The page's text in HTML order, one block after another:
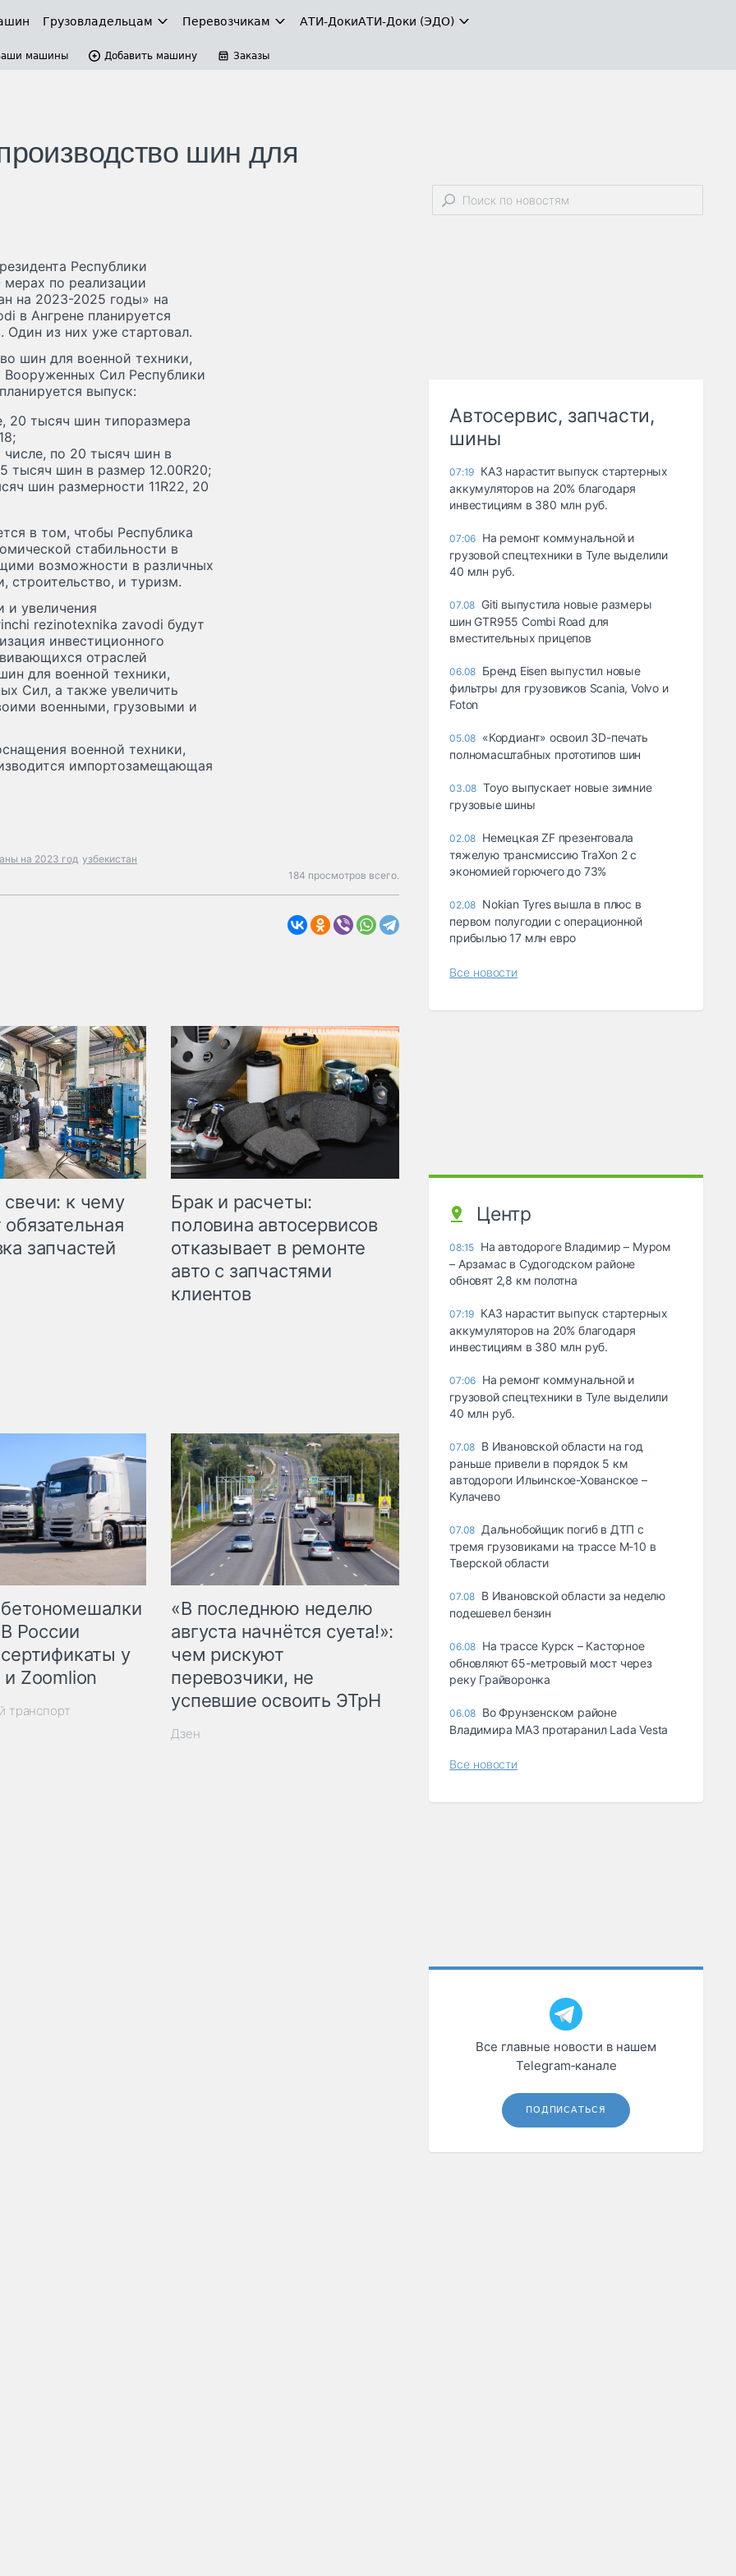
Грузовладельцам Перевозчикам АТИ-ДокиАТИ-Доки (ЭДО)
машины Добавить машину Заказы
шин для
Республики
по реализации
на 2023-2025 годы» на
в Ангрене планируется
Один из них уже стартовал.
шин для военной техники,
Вооруженных Сил Республики
выпуск:
20 тысяч шин типоразмера
по 20 тысяч шин в
тысяч шин в размер 12.00R20;
шин размерности 11R22, 20
в том, чтобы Республика
стабильности в
возможности в различных
строительство, и туризм.
и увеличения
rezinotexnika zavodi будут
инвестиционного
отраслей
для военной техники,
Сил, а также увеличить
военными, грузовыми и
военной техники,
импортозамещающая
на 2023 год узбекистан
184 просмотров всего.
к чему
запчастей
Брак и расчеты:
половина автосервисов
отказывает в ремонте
авто с запчастями
клиентов
России
у
Zoomlion
транспорт
«В последнюю неделю
августа начнётся суета!»:
чем рискуют
перевозчики, не
успевшие освоить ЭТрН
Дзен
Автосервис, запчасти,
шины
07:19 КАЗ нарастит выпуск стартерных
аккумуляторов на 20% благодаря
инвестициям в 380 млн руб.
07:06 На ремонт коммунальной и
грузовой спецтехники в Туле выделили
40 млн руб.
07.08 Giti выпустила новые размеры
шин GTR955 Combi Road для
вместительных прицепов
06.08 Бренд Eisen выпустил новые
фильтры для грузовиков Scania, Volvo и
Foton
05.08 «Кордиант» освоил 3D-печать
полномасштабных прототипов шин
03.08 Toyo выпускает новые зимние
грузовые шины
02.08 Немецкая ZF презентовала
тяжелую трансмиссию TraXon 2 с
экономией горючего до 73%
02.08 Nokian Tyres вышла в плюс в
первом полугодии с операционной
прибылью 17 млн евро
Все новости
Центр
08:15 На автодороге Владимир – Муром
– Арзамас в Судогодском районе
обновят 2,8 км полотна
07:19 КАЗ нарастит выпуск стартерных
аккумуляторов на 20% благодаря
инвестициям в 380 млн руб.
07:06 На ремонт коммунальной и
грузовой спецтехники в Туле выделили
40 млн руб.
07.08 В Ивановской области на год
раньше привели в порядок 5 км
автодороги Ильинское-Хованское –
Кулачево
07.08 Дальнобойщик погиб в ДТП с
тремя грузовиками на трассе М-10 в
Тверской области
07.08 В Ивановской области за неделю
подешевел бензин
06.08 На трассе Курск – Касторное
обновляют 65-метровый мост через
реку Грайворонка
06.08 Во Фрунзенском районе
Владимира МАЗ протаранил Lada Vesta
Все новости
Все главные новости в нашем
Telegram‑канале
ПОДПИСАТЬСЯ